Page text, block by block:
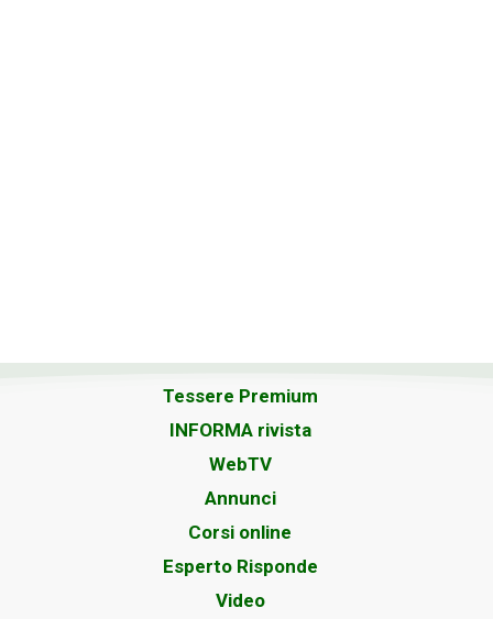
Tessere Premium
INFORMA rivista
WebTV
Annunci
Corsi online
Esperto Risponde
Video